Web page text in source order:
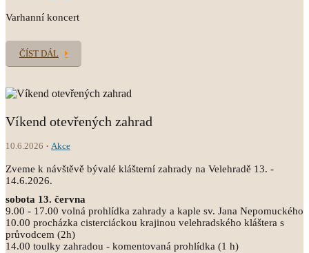
Varhanní koncert
ČÍST DÁL
Víkend otevřených zahrad
10.6.2026 Akce
Zveme k návštěvě bývalé klášterní zahrady na Velehradě 13. -
14.6.2026.
sobota 13. června
9.00 - 17.00 volná prohlídka zahrady a kaple sv. Jana Nepomuckého
10.00 procházka cisterciáckou krajinou velehradského kláštera s
průvodcem (2h)
14.00 toulky zahradou - komentovaná prohlídka (1 h)